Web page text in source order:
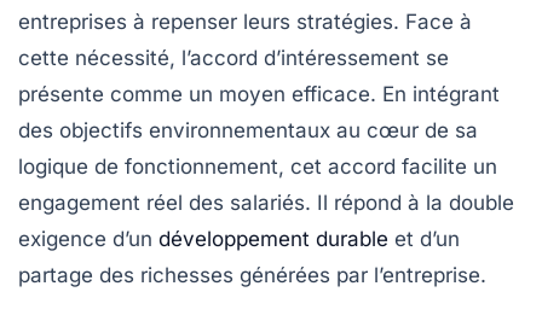
entreprises à repenser leurs stratégies. Face à
cette nécessité, l’accord d’intéressement se
présente comme un moyen efficace. En intégrant
des objectifs environnementaux au cœur de sa
logique de fonctionnement, cet accord facilite un
engagement réel des salariés. Il répond à la double
exigence d’un développement durable et d’un
partage des richesses générées par l’entreprise.